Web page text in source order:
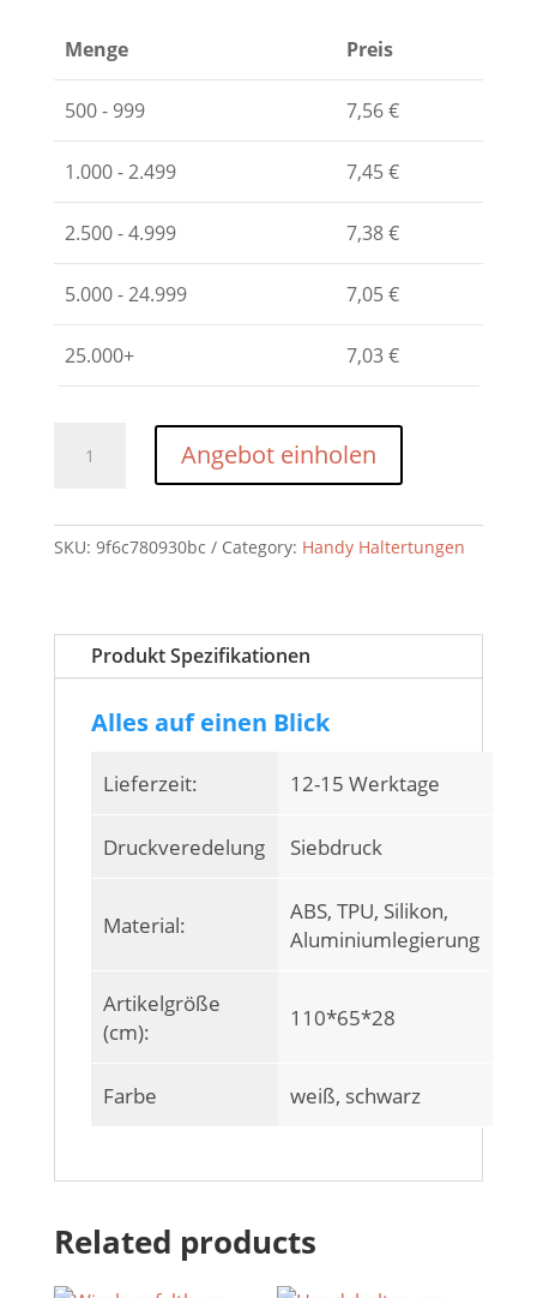
Menge Preis
500 - 999 7,56€
1.000 - 2.499 7,45€
2.500 - 4.999 7,38€
5.000 - 24.999 7,05€
25.000+ 7,03€
classic
Logodruck)
quantity
Angebot einholen
SKU: 9f6c780930bc Category: Handy Haltertungen
Produkt Spezifikationen
Alles auf einen Blick
Lieferzeit: 12-15 Werktage
Druckveredelung Siebdruck
Material:
ABS, TPU, Silikon,
Aluminiumlegierung
Artikelgröße
(cm):
110*65*28
Farbe weiß, schwarz
Related products